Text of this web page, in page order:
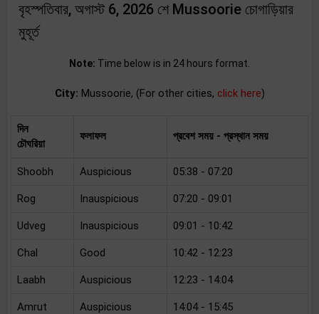
বৃহস্পতিবার, অগাস্ট 6, 2026 শে Mussoorie চোগাড়িয়ার
মুহূর্ত
Note: Time below is in 24 hours format.
City: Mussoorie, (For other cities, click here)
দিন
চৌঘরিয়া
ফলাফল প্রবেশ সময় - প্রস্থান সময়
Shoobh Auspicious 05:38 - 07:20
Rog Inauspicious 07:20 - 09:01
Udveg Inauspicious 09:01 - 10:42
Chal Good 10:42 - 12:23
Laabh Auspicious 12:23 - 14:04
Amrut Auspicious 14:04 - 15:45